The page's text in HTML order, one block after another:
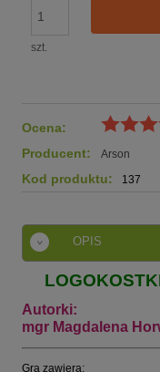
szt.
Ocena:
Producent:
Arson
Kod produktu: 137
OPIS
Autorki:
mgr Magdalena
Gra zawiera: